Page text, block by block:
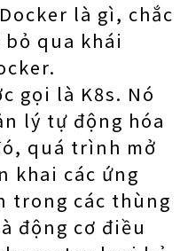
là gì, chắc
qua khái
gọi là K8s. Nó
lý tự động hóa
quá trình mở
khai các ứng
trong các thùng
động cơ điều